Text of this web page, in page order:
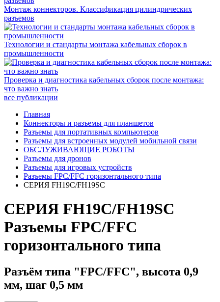
Монтаж коннекторов. Классификация цилиндрических
разъемов
Технологии и стандарты монтажа кабельных сборок в
промышленности
Проверка и диагностика кабельных сборок после монтажа:
что важно знать
все публикации
Главная
Коннекторы и разъемы для планшетов
Разъемы для портативных компьютеров
Разъемы для встроенных модулей мобильной связи
ОБСЛУЖИВАЮЩИЕ РОБОТЫ
Разъемы для дронов
Разъемы для игровых устройств
Разъемы FPC/FFC горизонтального типа
СЕРИЯ FH19C/FH19SC
СЕРИЯ FH19C/FH19SC
Разъемы FPC/FFC
горизонтального типа
Разъём типа "FPC/FFC", высота 0,9
мм, шаг 0,5 мм